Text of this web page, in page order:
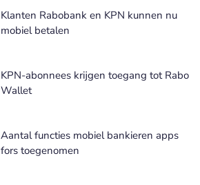
Klanten Rabobank en KPN kunnen nu
mobiel betalen
KPN-abonnees krijgen toegang tot Rabo
Wallet
Aantal functies mobiel bankieren apps
fors toegenomen